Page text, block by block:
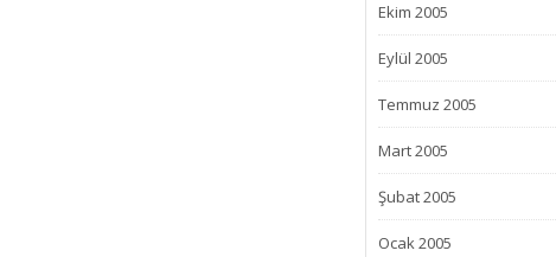
Ekim 2005
Eylül 2005
Temmuz 2005
Mart 2005
Şubat 2005
Ocak 2005